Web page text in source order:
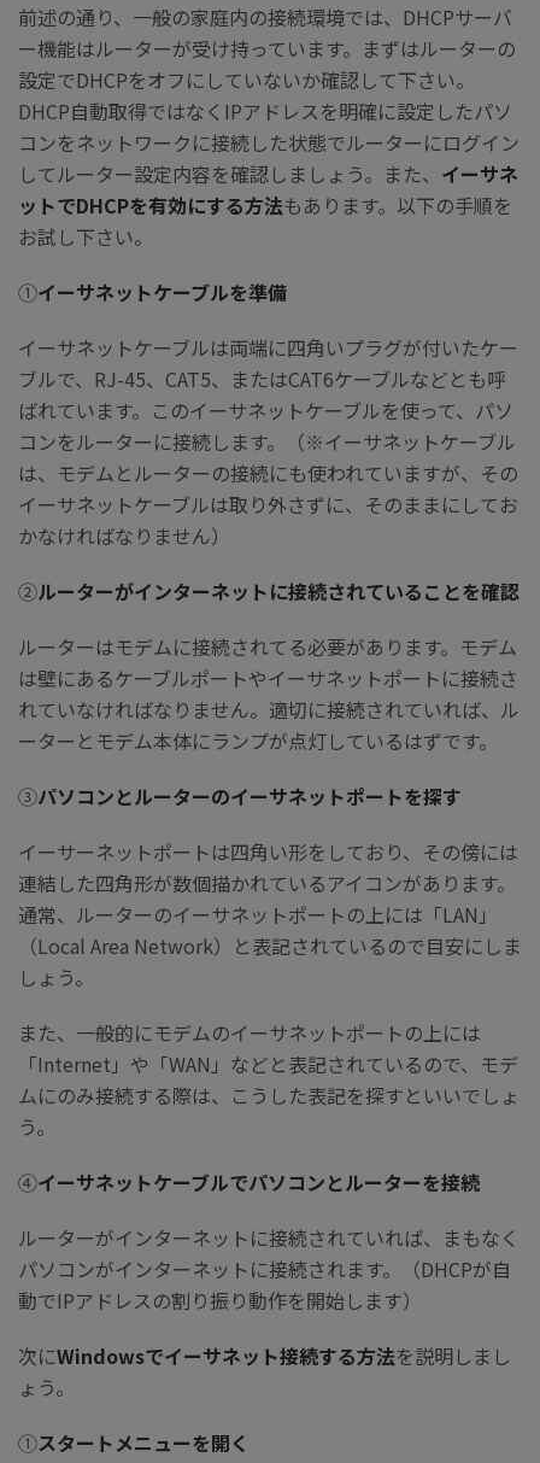
前述の通り、一般の家庭内の接続環境では、DHCPサーバ
ー機能はルーターが受け持っています。まずはルーターの
設定でDHCPをオフにしていないか確認して下さい。
DHCP自動取得ではなくIPアドレスを明確に設定したパソ
コンをネットワークに接続した状態でルーターにログイン
してルーター設定内容を確認しましょう。また、 イーサネ
ットでDHCPを有効にする方法もあります。以下の手順を
お試し下さい。
①イーサネットケーブルを準備
イーサネットケーブルは両端に四角いプラグが付いたケー
ブルで、RJ-45、CAT5、またはCAT6ケーブルなどとも呼
ばれています。このイーサネットケーブルを使って、パソ
コンをルーターに接続します。（※イーサネットケーブル
は、モデムとルーターの接続にも使われていますが、その
イーサネットケーブルは取り外さずに、そのままにしてお
かなければなりません）
②ルーターがインターネットに接続されていることを確認
ルーターはモデムに接続されてる必要があります。モデム
は壁にあるケーブルポートやイーサネットポートに接続さ
れていなければなりません。適切に接続されていれば、ル
ーターとモデム本体にランプが点灯しているはずです。
③パソコンとルーターのイーサネットポートを探す
イーサーネットポートは四角い形をしており、その傍には
連結した四角形が数個描かれているアイコンがあります。
通常、ルーターのイーサネットポートの上には「LAN」
（Local Area Network）と表記されているので目安にしま
しょう。
また、一般的にモデムのイーサネットポートの上には
「Internet」や「WAN」などと表記されているので、モデ
ムにのみ接続する際は、こうした表記を探すといいでしょ
う。
④イーサネットケーブルでパソコンとルーターを接続
ルーターがインターネットに接続されていれば、まもなく
パソコンがインターネットに接続されます。（DHCPが自
動でIPアドレスの割り振り動作を開始します）
次にWindowsでイーサネット接続する方法を説明しまし
ょう。
①スタートメニューを開く